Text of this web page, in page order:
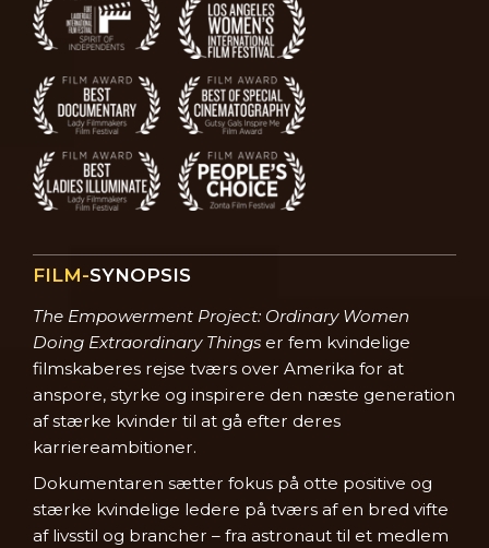
FILM-SYNOPSIS
The Empowerment Project: Ordinary Women
Doing Extraordinary Things er fem kvindelige
filmskaberes rejse tværs over Amerika for at
anspore, styrke og inspirere den næste generation
af stærke kvinder til at gå efter deres
karriereambitioner.
Dokumentaren sætter fokus på otte positive og
stærke kvindelige ledere på tværs af en bred vifte
af livsstil og brancher – fra astronaut til et medlem